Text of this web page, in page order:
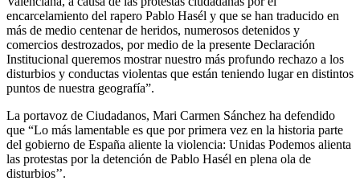
encarcelamiento del rapero Pablo Hasél y que se han traducido en
más de medio centenar de heridos, numerosos detenidos y
comercios destrozados, por medio de la presente Declaración
Institucional queremos mostrar nuestro más profundo rechazo a los
disturbios y conductas violentas que están teniendo lugar en distintos
puntos de nuestra geografía”.
La portavoz de Ciudadanos, Mari Carmen Sánchez ha defendido
que “Lo más lamentable es que por primera vez en la historia parte
del gobierno de España aliente la violencia: Unidas Podemos alienta
las protestas por la detención de Pablo Hasél en plena ola de
disturbios’’.